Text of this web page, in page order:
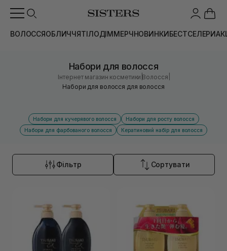
ВОЛОССЯОБЛИЧЧЯТІЛОДІММЕРЧНОВИНКИБЕСТСЕЛЕРИ
Набори для волосся
Інтернет магазин косметики |Волосся
Набори для волосся для волосся
Набори для кучерявого волосся
Набори для росту волосся
Набори для фарбованого волосся
Кератиновий набір для волосся
Фільтр Сортувати